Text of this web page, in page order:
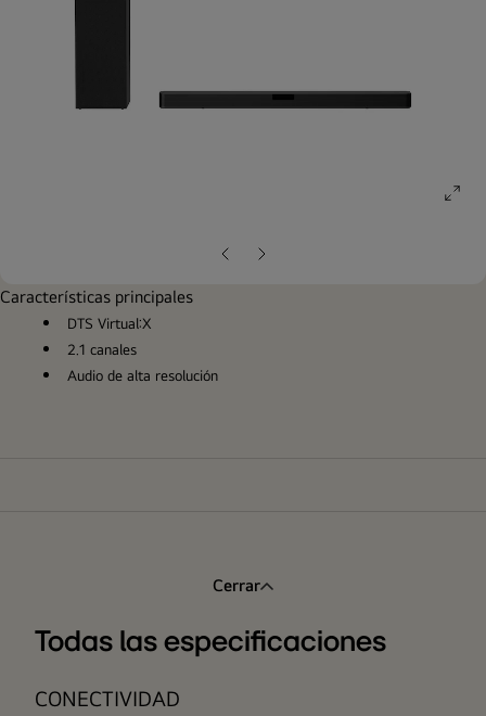
Diapositiva
Siguiente
Características principales
DTS Virtual:X
2.1 canales
Audio de alta resolución
Cerrar
Todas las especificaciones
CONECTIVIDAD